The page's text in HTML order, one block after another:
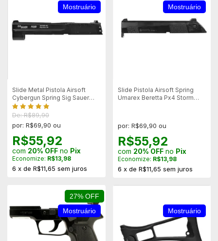
Mostruário
Slide Metal Pistola Airsoft
Cybergun Spring Sig Sauer
P226 - Mostruario
De: R$89,90
por: R$69,90 ou
R$55,92
com 20% OFF no Pix
Economize: R$13,98
6 x de R$11,65 sem juros
Mostruário
Slide Pistola Airsoft Spring
Umarex Beretta Px4 Storm
por: R$69,90 ou
R$55,92
com 20% OFFno Pix
Economize: R$13,98
6 x de R$11,65 sem juros
27% OFF
Mostruário
Mostruário